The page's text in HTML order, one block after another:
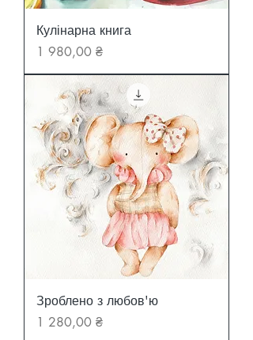
Кулінарна книга
Ціна
1 980,00 ₴
Зроблено з любов'ю
Ціна
1 280,00 ₴